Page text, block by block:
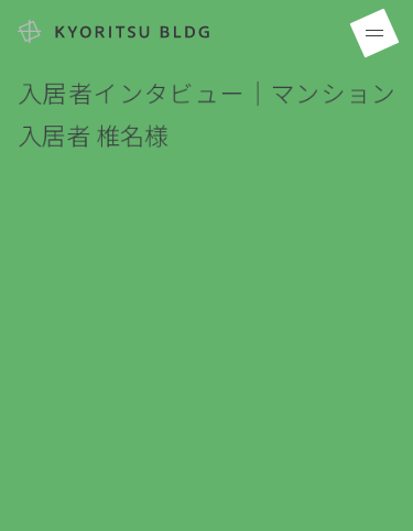
入居者インタビュー｜マンション
入居者 椎名様